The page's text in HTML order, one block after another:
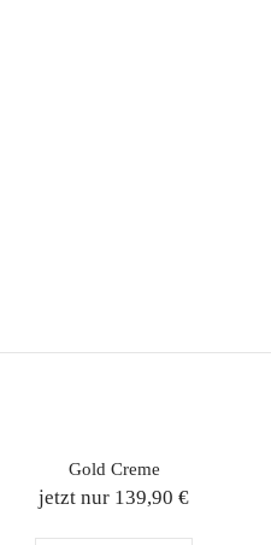
Gold Creme
jetzt nur 139,90 €